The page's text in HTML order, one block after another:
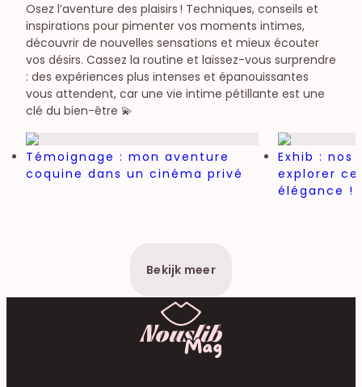
Osez l’aventure des plaisirs ! Techniques, conseils et
inspirations pour pimenter vos moments intimes,
découvrir de nouvelles sensations et mieux écouter
vos désirs. Cassez la routine et laissez-vous surprendre
: des expériences plus intenses et épanouissantes
vous attendent, car une vie intime pétillante est une
clé du bien-être 💫
Témoignage : mon aventure
coquine dans un cinéma privé
Exhib : nos
explorer
élégance !
Bekijk meer